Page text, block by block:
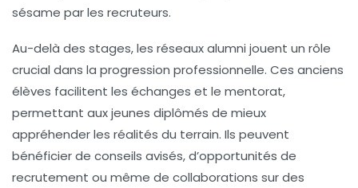
sésame par les recruteurs.
Au-delà des stages, les réseaux alumni jouent un rôle
crucial dans la progression professionnelle. Ces anciens
élèves facilitent les échanges et le mentorat,
permettant aux jeunes diplômés de mieux
appréhender les réalités du terrain. Ils peuvent
bénéficier de conseils avisés, d’opportunités de
recrutement ou même de collaborations sur des